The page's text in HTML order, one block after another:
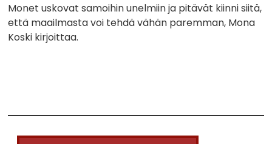
Monet uskovat samoihin unelmiin ja pitävät kiinni siitä,
että maailmasta voi tehdä vähän paremman, Mona
Koski kirjoittaa.